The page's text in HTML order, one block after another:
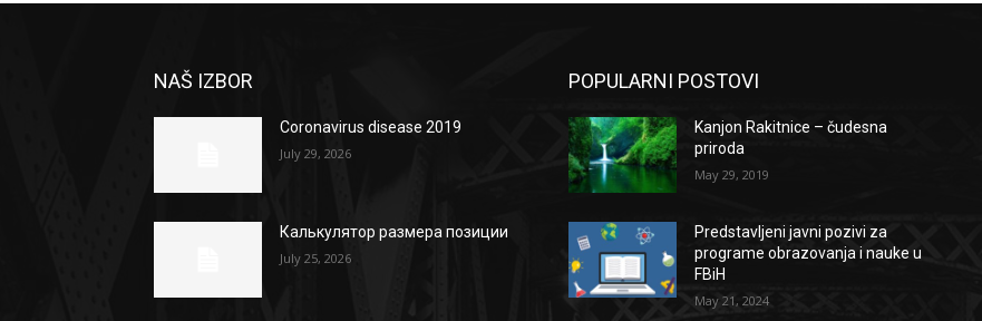
NAŠ IZBOR
Coronavirus disease 2019
July 29, 2026
Калькулятор размера позиции
July 25, 2026
POPULARNI POSTOVI
Kanjon Rakitnice – čudesna
priroda
May 29, 2019
Predstavljeni javni pozivi za
programe obrazovanja i nauke u
FBiH
May 21, 2024